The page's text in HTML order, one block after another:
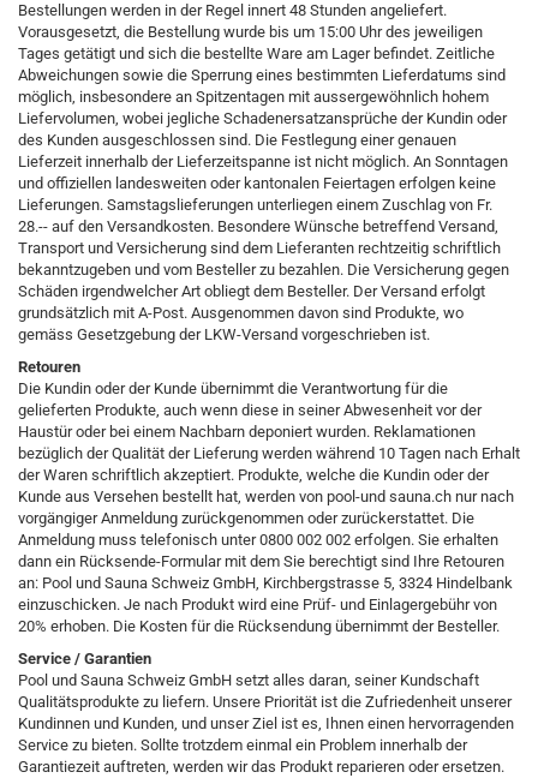
Bestellungen werden in der Regel innert 48 Stunden angeliefert.
Vorausgesetzt, die Bestellung wurde bis um 15:00 Uhr des jeweiligen
Tages getätigt und sich die bestellte Ware am Lager befindet. Zeitliche
Abweichungen sowie die Sperrung eines bestimmten Lieferdatums sind
möglich, insbesondere an Spitzentagen mit aussergewöhnlich hohem
Liefervolumen, wobei jegliche Schadenersatzansprüche der Kundin oder
des Kunden ausgeschlossen sind. Die Festlegung einer genauen
Lieferzeit innerhalb der Lieferzeitspanne ist nicht möglich. An Sonntagen
und offiziellen landesweiten oder kantonalen Feiertagen erfolgen keine
Lieferungen. Samstagslieferungen unterliegen einem Zuschlag von Fr.
28.-- auf den Versandkosten. Besondere Wünsche betreffend Versand,
Transport und Versicherung sind dem Lieferanten rechtzeitig schriftlich
bekanntzugeben und vom Besteller zu bezahlen. Die Versicherung gegen
Schäden irgendwelcher Art obliegt dem Besteller. Der Versand erfolgt
grundsätzlich mit A-Post. Ausgenommen davon sind Produkte, wo
gemäss Gesetzgebung der LKW-Versand vorgeschrieben ist.
Retouren
Die Kundin oder der Kunde übernimmt die Verantwortung für die
gelieferten Produkte, auch wenn diese in seiner Abwesenheit vor der
Haustür oder bei einem Nachbarn deponiert wurden. Reklamationen
bezüglich der Qualität der Lieferung werden während 10 Tagen nach Erhalt
der Waren schriftlich akzeptiert. Produkte, welche die Kundin oder der
Kunde aus Versehen bestellt hat, werden von pool-und sauna.ch nur nach
vorgängiger Anmeldung zurückgenommen oder zurückerstattet. Die
Anmeldung muss telefonisch unter 0800 002 002 erfolgen. Sie erhalten
dann ein Rücksende-Formular mit dem Sie berechtigt sind Ihre Retouren
an: Pool und Sauna Schweiz GmbH, Kirchbergstrasse 5, 3324 Hindelbank
einzuschicken. Je nach Produkt wird eine Prüf- und Einlagergebühr von
20% erhoben. Die Kosten für die Rücksendung übernimmt der Besteller.
Service / Garantien
Pool und Sauna Schweiz GmbH setzt alles daran, seiner Kundschaft
Qualitätsprodukte zu liefern. Unsere Priorität ist die Zufriedenheit unserer
Kundinnen und Kunden, und unser Ziel ist es, Ihnen einen hervorragenden
Service zu bieten. Sollte trotzdem einmal ein Problem innerhalb der
Garantiezeit auftreten, werden wir das Produkt reparieren oder ersetzen.